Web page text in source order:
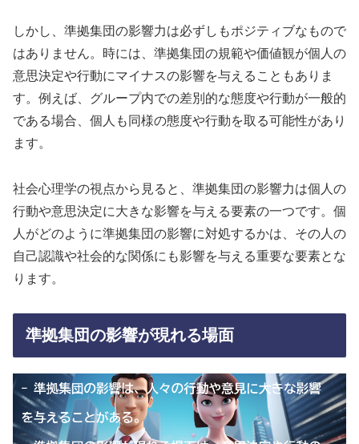
しかし、準拠集団の影響力は必ずしもポジティブなもので
はありません。時には、準拠集団の規範や価値観が個人の
意思決定や行動にマイナスの影響を与えることもありま
す。例えば、グループ内での差別的な態度や行動が一般的
である場合、個人も同様の態度や行動を取る可能性があり
ます。
社会心理学の視点から見ると、準拠集団の影響力は個人の
行動や意思決定に大きな影響を与える要素の一つです。個
人がどのように準拠集団の影響に対処するかは、その人の
自己認識や社会的な関係にも影響を与える重要な要素とな
ります。
準拠集団の影響が現れる場面